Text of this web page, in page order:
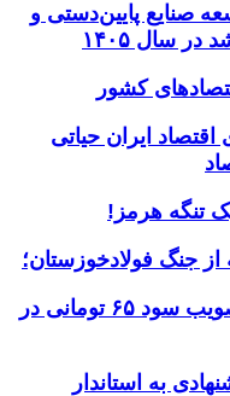
صنایع پایین‌دستی و
سال ۱۴۰۵
ایران حیاتی
تنگه هرمز!
جنگ فولادخوزستان؛
اخبار گروه سرمایه گذاری تصویب سود ۶۵ تومانی در
به استاندار